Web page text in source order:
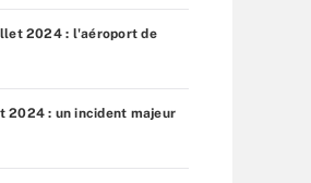
2024 : l'aéroport de
2024 : un incident majeur